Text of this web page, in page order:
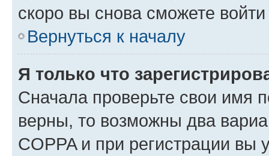
скоро вы снова сможете
Вернуться к началу
Я только что
Сначала проверьте свои имя
верны, то возможны два
COPPA и при регистрации вы